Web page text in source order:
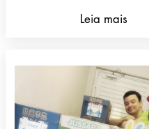
Leia mais